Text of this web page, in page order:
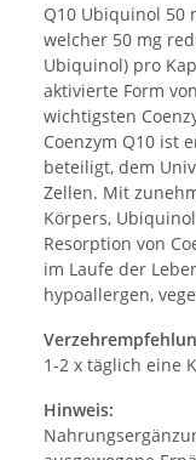
Q10 Ubiquinol 50
welcher 50 mg
Ubiquinol) pro
aktivierte Form
wichtigsten
Coenzym Q10 ist
beteiligt, dem
Zellen. Mit
Körpers,
Resorption von
im Laufe der
hypoallergen,
1-2 x täglich eine
Hinweis: